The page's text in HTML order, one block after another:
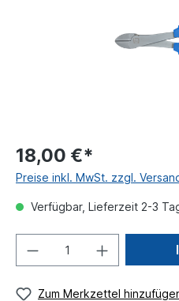
18,00 €*
Preise inkl. MwSt. zzgl.
Verfügbar, Lieferzeit 2-3
Zum Merkzettel